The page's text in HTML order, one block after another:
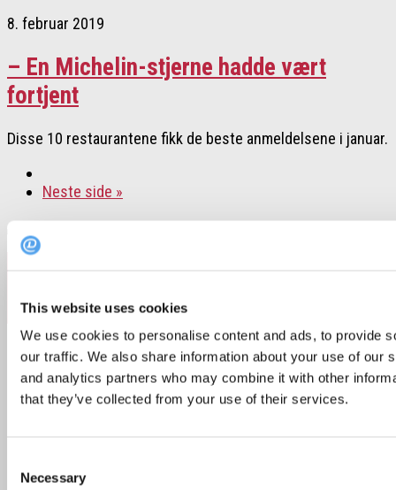
This website uses cookies
We use cookies to personalise content and ads, to provide
our traffic. We also share information about your use of our
and analytics partners who may combine it with other
that they’ve collected from your use of their services.
Selection
Necessary
8. februar 2019
– En Michelin-stjerne hadde vært
fortjent
Disse 10 restaurantene fikk de beste anmeldelsene i januar.
Neste side »
Follow:
Søk
etter: